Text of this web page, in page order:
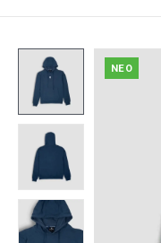
NEO